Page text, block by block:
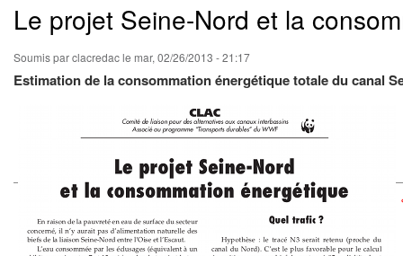
Le projet Seine-Nord et la
Soumis parclacredacle mar, 02/26/2013 - 21:17
Estimation de la consommation énergétique totale du canal